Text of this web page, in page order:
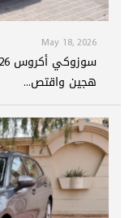
May 18, 2026
هجين واقتص...